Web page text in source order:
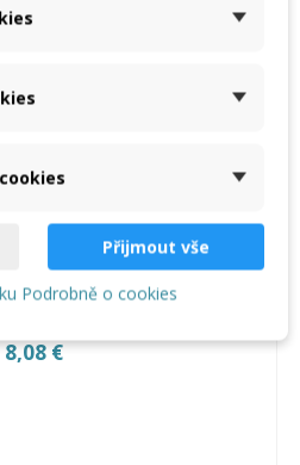
8,08 €
Přijmout vše
Podrobně o cookies